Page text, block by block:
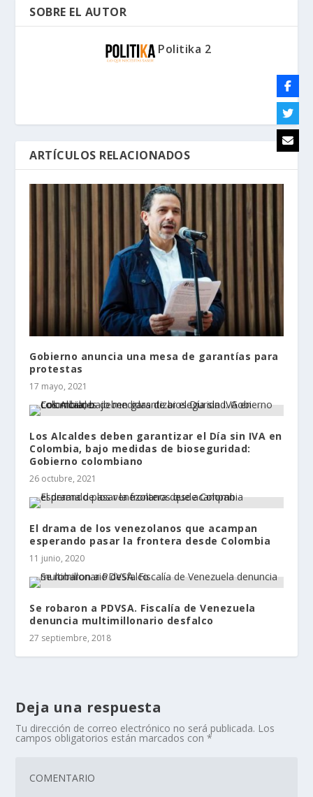
SOBRE EL AUTOR
Politika 2
ARTÍCULOS RELACIONADOS
Gobierno anuncia una mesa de garantías para
protestas
17 mayo, 2021
Los Alcaldes deben garantizar el Día sin IVA en
Colombia, bajo medidas de bioseguridad:
Gobierno colombiano
26 octubre, 2021
El drama de los venezolanos que acampan
esperando pasar la frontera desde Colombia
11 junio, 2020
Se robaron a PDVSA. Fiscalía de Venezuela
denuncia multimillonario desfalco
27 septiembre, 2018
Deja una respuesta
Tu dirección de correo electrónico no será publicada. Los
campos obligatorios están marcados con*